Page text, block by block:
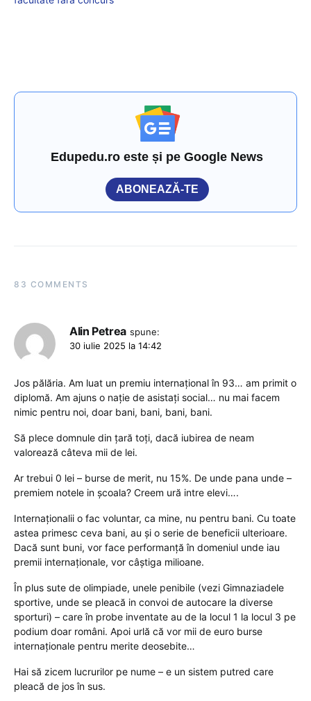
Edupedu.ro este și pe Google News
ABONEAZĂ-TE
83 COMMENTS
Alin Petrea spune:
30 iulie 2025 la 14:42
Jos pălăria. Am luat un premiu internațional în 93… am primit o
diplomă. Am ajuns o nație de asistați social… nu mai facem
nimic pentru noi, doar bani, bani, bani, bani.
Să plece domnule din țară toți, dacă iubirea de neam
valorează câteva mii de lei.
Ar trebui 0 lei – burse de merit, nu 15%. De unde pana unde –
premiem notele in școala? Creem ură intre elevi….
Internaționalii o fac voluntar, ca mine, nu pentru bani. Cu toate
astea primesc ceva bani, au și o serie de beneficii ulterioare.
Dacă sunt buni, vor face performanță în domeniul unde iau
premii internaționale, vor câștiga milioane.
În plus sute de olimpiade, unele penibile (vezi Gimnaziadele
sportive, unde se pleacă in convoi de autocare la diverse
sporturi) – care în probe inventate au de la locul 1 la locul 3 pe
podium doar români. Apoi urlă că vor mii de euro burse
internaționale pentru merite deosebite…
Hai să zicem lucrurilor pe nume – e un sistem putred care
pleacă de jos în sus.